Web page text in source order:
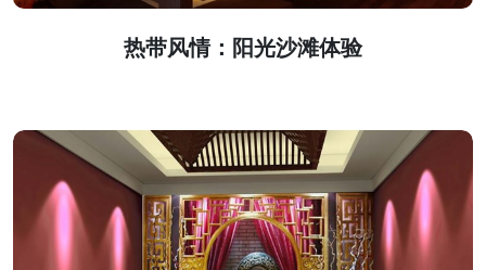
热带风情：阳光沙滩体验